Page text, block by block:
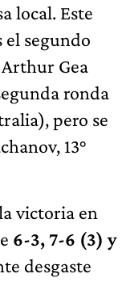
local. Este
el segundo
Gea
ronda
pero se
13°
victoria en
6-3, 7-6 (3) y
desgaste